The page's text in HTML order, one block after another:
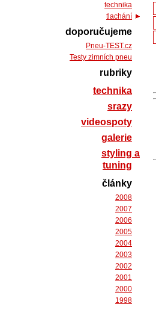
technika
tlachání
doporučujeme
Pneu-TEST.cz
Testy zimních pneu
rubriky
technika
srazy
videospoty
galerie
styling a
tuning
články
2008
2007
2006
2005
2004
2003
2002
2001
2000
1998